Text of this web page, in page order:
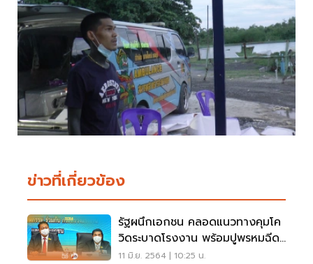
ข่าวที่เกี่ยวข้อง
รัฐผนึกเอกชน คลอดแนวทางคุมโค
วิดระบาดโรงงาน พร้อมปูพรหมฉีด
วัคซีนแรงงานทั่วประเทศเดือน ส.ค.
11 มิ.ย. 2564 | 10:25 น.